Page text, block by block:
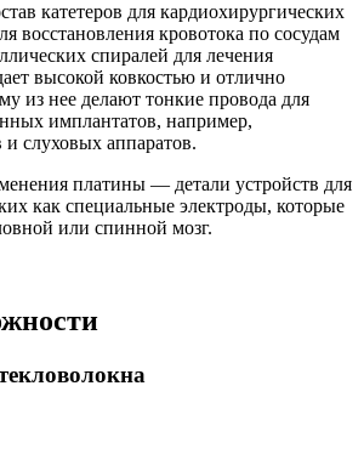
катетеров для кардиохирургических
восстановления кровотока по сосудам
спиралей для лечения
высокой ковкостью и отлично
из нее делают тонкие провода для
имплантатов, например,
и слуховых аппаратов.
платины — детали устройств для
как специальные электроды, которые
или спинной мозг.